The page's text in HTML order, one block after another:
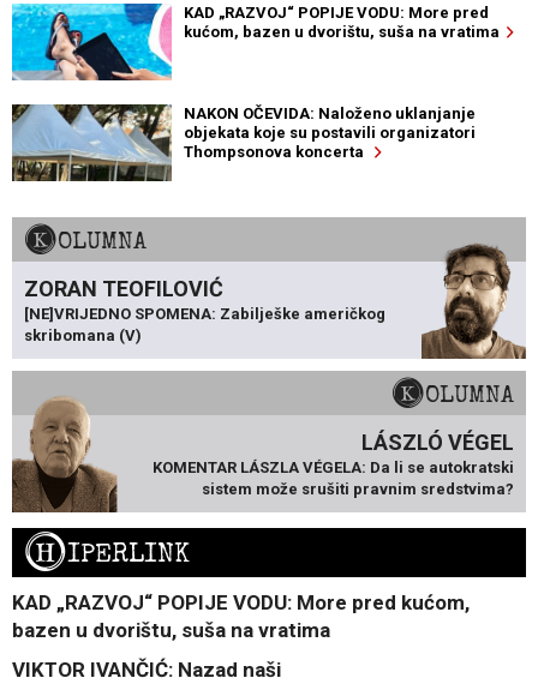
KAD „RAZVOJ“ POPIJE VODU: More pred
kućom, bazen u dvorištu, suša na vratima
NAKON OČEVIDA: Naloženo uklanjanje
objekata koje su postavili organizatori
Thompsonova koncerta
KOLUMNA
ZORAN TEOFILOVIĆ
[NE]VRIJEDNO SPOMENA: Zabilješke američkog
skribomana (V)
KOLUMNA
LÁSZLÓ VÉGEL
KOMENTAR LÁSZLA VÉGELA: Da li se autokratski
sistem može srušiti pravnim sredstvima?
HIPERLINK
KAD „RAZVOJ“ POPIJE VODU: More pred kućom,
bazen u dvorištu, suša na vratima
VIKTOR IVANČIĆ: Nazad naši